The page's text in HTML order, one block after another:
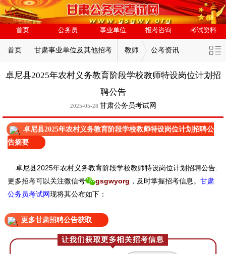
首页 公务员 事业单位 报考咨询 考试资料
首页 甘肃事业单位及其他招考 教师 公考资讯
卓尼县2025年农村义务教育阶段学校教师特设岗位计划招
聘公告
2025-05-28 甘肃公务员考试网
卓尼县2025年农村义务教育阶段学校教师特设岗位计划招聘公
告摘要
卓尼县2025年农村义务教育阶段学校教师特设岗位计划招聘公告.
更多招考可以关注微信号 gsgwyorg ， 及时掌握招考信息。 甘肃
公务员考试网现将其公布如下：
更多甘肃招聘公告获取